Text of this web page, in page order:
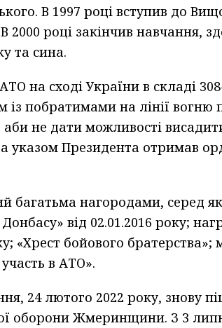
В 1997 році вступив до
році закінчив навчання,
та сина.
на сході України в складі
побратимами на лінії вогню
аби не дати можливості
указом Президента отримав
багатьма нагородами, серед
від 02.01.2016 року;
«Хрест бойового братерства»;
в АТО».
24 лютого 2022 року, знову
оборони Жмеринщини. З 3